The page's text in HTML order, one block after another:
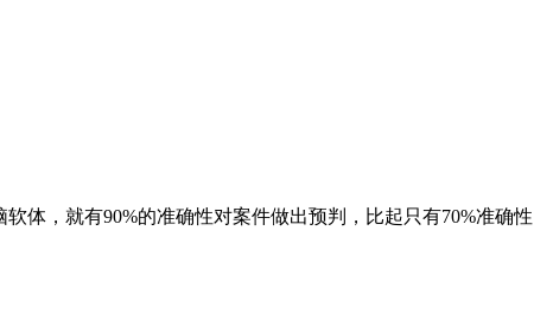
体，就有90%的准确性对案件做出预判，比起只有70%准确性